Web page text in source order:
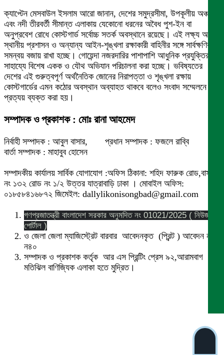
​ক্যাপ্টেন মেসবাউল ইসলাম আরো জানান, দেশের সমুদ্রসীমা, উপকূলীয় অঞ্চল
এবং নদী তীরবর্তী সীমান্ত এলাকায় যেকোনো ধরনের অবৈধ পুশ-ইন বা
অনুপ্রবেশ রোধে কোস্টগার্ড সর্বোচ্চ সতর্ক অবস্থানে রয়েছে। এই লক্ষ্য অর্জনে
স্থানীয় প্রশাসন ও অন্যান্য আইন-শৃঙ্খলা রক্ষাকারী বাহিনীর সঙ্গে সার্বক্ষণিক
সমন্বয় বজায় রাখা হচ্ছে। গোয়েন্দা নজরদারির পাশাপাশি আধুনিক প্রযুক্তির
সাহায্যে বিশেষ একক ও যৌথ অভিযান পরিচালনা করা হচ্ছে। ভবিষ্যতের
দেশের এই গুরুত্বপূর্ণ অর্থনৈতিক জোনের নিরাপত্তা ও শৃঙ্খলা রক্ষায়
কোস্টগার্ডের এমন কঠোর অবস্থান অব্যাহত থাকবে বলেও সংবাদ সম্মেলনে
প্রত্যয় ব্যক্ত করা হয়।
সম্পাদক ও প্রকাশক : মোঃ রানা আহমেদ
নির্বাহী সম্পাদক : আবুল বাসার, প্রধান সম্পাদক : ফজলে রাব্বি
বার্তা সম্পাদক : মাহাবুব হোসেন
সম্পাদকীয় কার্যালয় সার্বিক যোগাযোগ :অফিস ঠিকানা: শহিদ ফারুক রোড,বাসা
নং ১৩২ রোড নং ১/২ উত্তর যাত্রাবাড়ি ঢাকা । মোবাইল অফিস:
০১৮৫৮৪১৬৮৭২ জিমেইল: dallylikonisongbad@gmail.com
গণপ্রজাতন্ত্রী বাংলাদেশ সরকার অনুমদিত নং 01021/2025 ( নিউজ
পোর্টাল )
ও জেলা জেলা ম্যাজিস্ট্রেট বারবার আবেদনকৃত (প্রিন্ট ) আবেদন নং
ন৪০
সম্পাদক ও প্রকাশক কর্তৃক আর এস প্রিন্টিং প্রেস ৯২,আরামবাগ
মতিঝিল বাণিজ্যিক এলাকা হতে মুদ্রিত।